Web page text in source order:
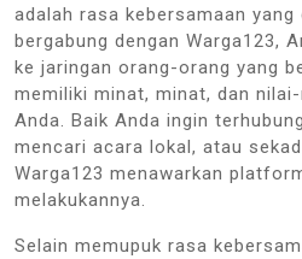
adalah rasa kebersamaan yang
bergabung dengan Warga123,
ke jaringan orang-orang yang
memiliki minat, minat, dan
Anda. Baik Anda ingin
mencari acara lokal, atau
Warga123 menawarkan
melakukannya.
Selain memupuk rasa